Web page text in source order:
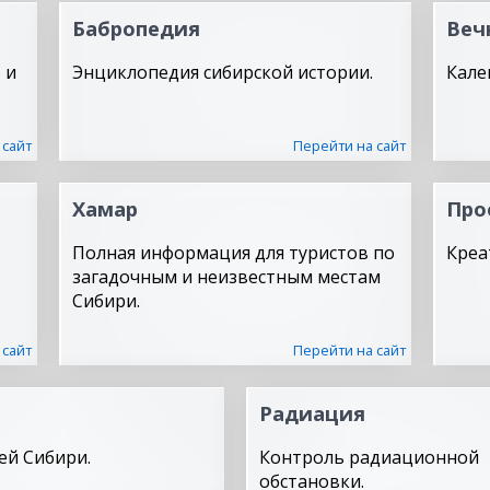
и
Бабропедия
Энциклопедия сибирской истории.
Перейти на сайт
Хамар
Полная информация для туристов по
загадочным и неизвестным местам
Сибири.
Перейти на сайт
Сибири.
Радиация
Контроль радиационной
обстановки.